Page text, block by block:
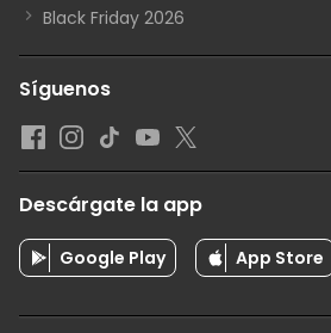
Black Friday 2026
Síguenos
Descárgate la app
Google Play App Store